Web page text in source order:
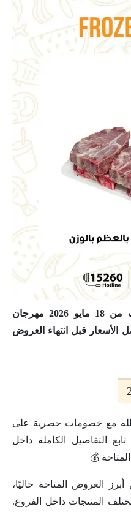
اكتشف عروض فتح الله ماركت من 18 مايو 2026 مهرجان
الأسعار قبل انتهاء العروض
مع خصومات حصرية على
التفاصيل الكاملة داخل
💰
العروض المتاحة حاليًا،
المنتجات داخل الفروع.